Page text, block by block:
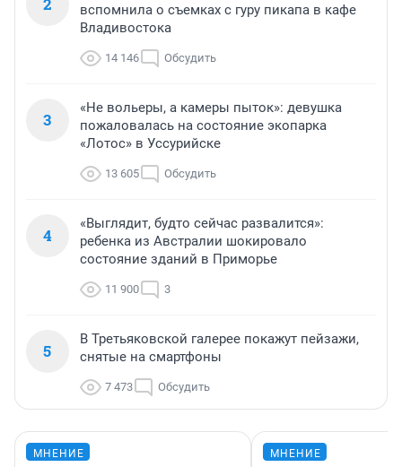
2
вспомнила о съемках с гуру пикапа в кафе
Владивостока
14 146 Обсудить
3
«Не вольеры, а камеры пыток»: девушка
пожаловалась на состояние экопарка
«Лотос» в Уссурийске
13 605 Обсудить
4
«Выглядит, будто сейчас развалится»:
ребенка из Австралии шокировало
состояние зданий в Приморье
11 900 3
5
В Третьяковской галерее покажут пейзажи,
снятые на смартфоны
7 473 Обсудить
МНЕНИЕ МНЕНИЕ